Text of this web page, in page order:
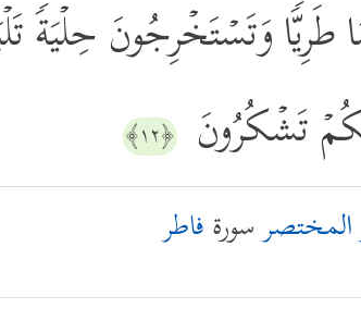
طَرِیࣰّا وَتَسۡتَخۡرِجُونَ حِلۡیَةࣰ
تَشۡكُرُونَ ﴿١٢﴾
المختصرسورةفاطر